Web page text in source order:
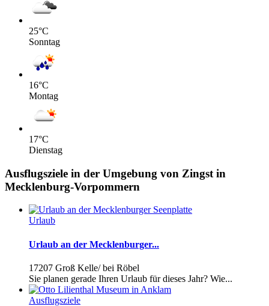
25°C
Sonntag
16°C
Montag
17°C
Dienstag
Ausflugsziele in der Umgebung von Zingst in
Mecklenburg-Vorpommern
Urlaub
Urlaub an der Mecklenburger...
17207 Groß Kelle/ bei Röbel
Sie planen gerade Ihren Urlaub für dieses Jahr? Wie...
Ausflugsziele